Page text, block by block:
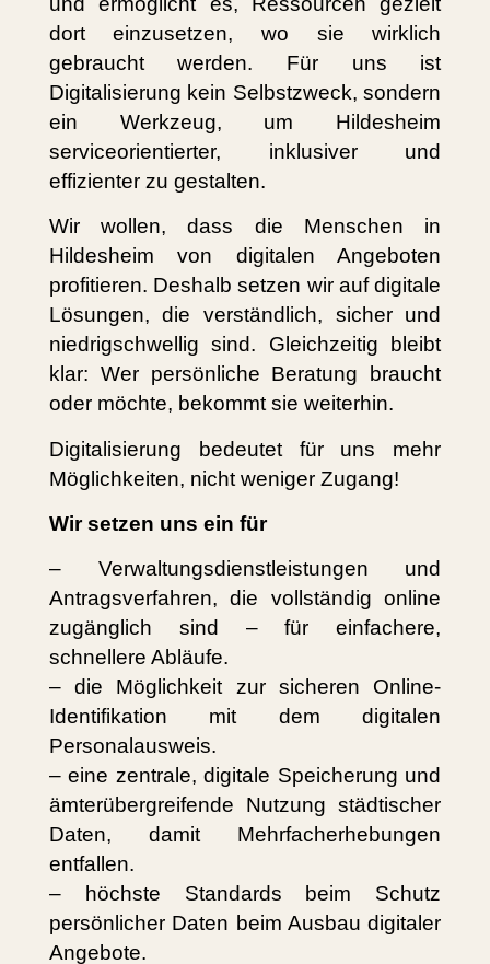
dort einzusetzen, wo sie wirklich
gebraucht werden. Für uns ist
Digitalisierung kein Selbstzweck, sondern
ein Werkzeug, um Hildesheim
serviceorientierter, inklusiver und
effizienter zu gestalten.
Wir wollen, dass die Menschen in
Hildesheim von digitalen Angeboten
profitieren. Deshalb setzen wir auf digitale
Lösungen, die verständlich, sicher und
niedrigschwellig sind. Gleichzeitig bleibt
klar: Wer persönliche Beratung braucht
oder möchte, bekommt sie weiterhin.
Digitalisierung bedeutet für uns mehr
Möglichkeiten, nicht weniger Zugang!
Wir setzen uns ein für
– Verwaltungsdienstleistungen und
Antragsverfahren, die vollständig online
zugänglich sind – für einfachere,
schnellere Abläufe.
– die Möglichkeit zur sicheren Online-
Identifikation mit dem digitalen
Personalausweis.
– eine zentrale, digitale Speicherung und
ämterübergreifende Nutzung städtischer
Daten, damit Mehrfacherhebungen
entfallen.
– höchste Standards beim Schutz
persönlicher Daten beim Ausbau digitaler
Angebote.